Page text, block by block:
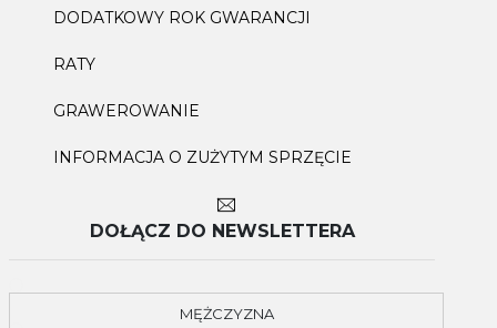
DODATKOWY ROK GWARANCJI
RATY
GRAWEROWANIE
INFORMACJA O ZUŻYTYM SPRZĘCIE
DOŁĄCZ DO NEWSLETTERA
MĘŻCZYZNA